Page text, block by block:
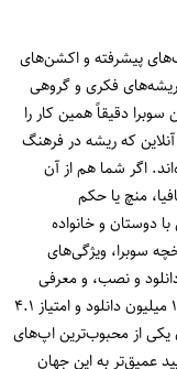
پیشرفته و اکشن‌های
فکری و گروهی
سوبرا دقیقاً همین کار را
که ریشه در فرهنگ
اگر شما هم از آن
منچ یا حکم
دوستان و خانواده
سوبرا، ویژگی‌های
و نصب، و معرفی
محبوب‌ترین بازی‌های داخل آن می‌پردازد. با بیش از ۱ میلیون دانلود و امتیاز ۴.۱
یکی از محبوب‌ترین اپ‌های
عمیق‌تر به این جهان